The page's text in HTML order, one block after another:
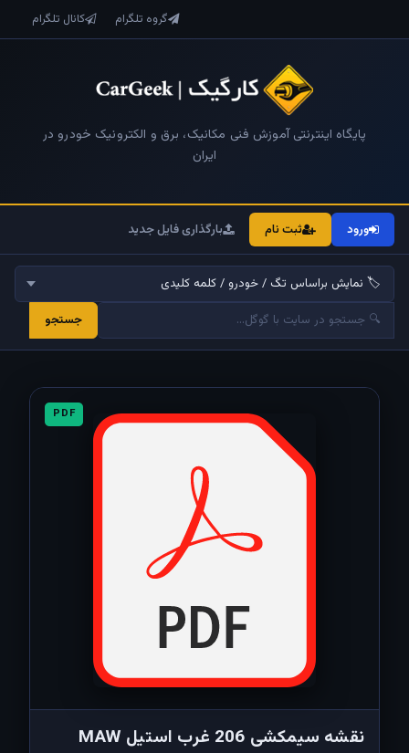
گروه تلگرام کانال تلگرام
پایگاه اینترنتی آموزش فنی مکانیک، برق و الکترونیک خودرو در
ایران
ورود ثبت نام بارگذاری فایل جدید
جستجو
PDF
نقشه سیمکشی 206 غرب استیل MAW